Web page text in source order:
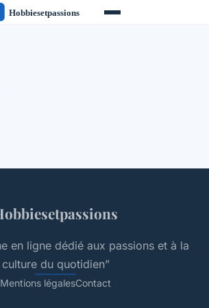
en ligne dédié aux passions et à la
culture du quotidien”
Mentions légalesContact